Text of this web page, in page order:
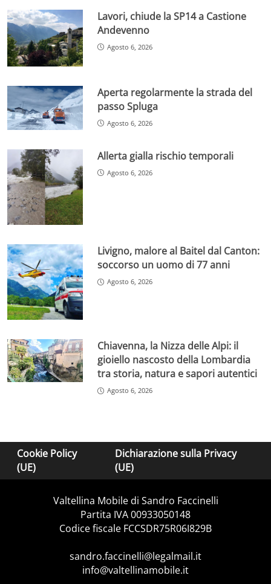
Lavori, chiude la SP14 a Castione
Andevenno
Agosto 6, 2026
Aperta regolarmente la strada del
passo Spluga
Agosto 6, 2026
Allerta gialla rischio temporali
Agosto 6, 2026
Livigno, malore al Baitel dal Canton:
soccorso un uomo di 77 anni
Agosto 6, 2026
Chiavenna, la Nizza delle Alpi: il
gioiello nascosto della Lombardia
tra storia, natura e sapori autentici
Agosto 6, 2026
Cookie Policy
(UE)
Dichiarazione sulla Privacy
(UE)
Valtellina Mobile di Sandro Faccinelli
Partita IVA 00933050148
Codice fiscale FCCSDR75R06I829B
sandro.faccinelli@legalmail.it
info@valtellinamobile.it